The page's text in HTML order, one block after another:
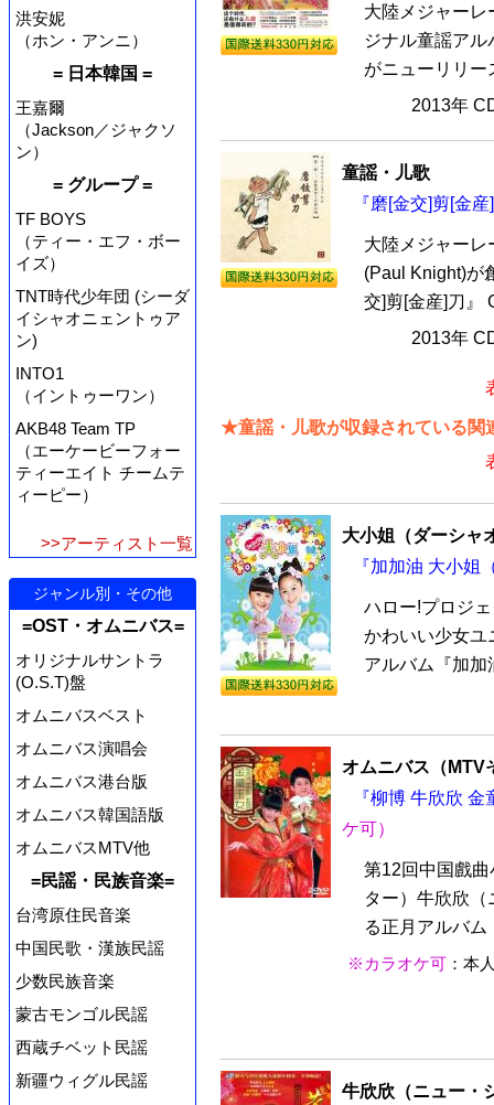
洪安妮
（ホン・アンニ）
= 日本韓国 =
王嘉爾
（Jackson／ジャクソ
ン）
= グループ =
TF BOYS
（ティー・エフ・ボー
イズ）
TNT時代少年団 (シーダ
イシャオニェントゥア
ン)
INTO1
（イントゥーワン）
AKB48 Team TP
（エーケービーフォー
ティーエイト チームテ
ィーピー）
>>アーティスト一覧
ジャンル別・その他
=OST・オムニバス=
オリジナルサントラ
(O.S.T)盤
オムニバスベスト
オムニバス演唱会
オムニバス港台版
オムニバス韓国語版
オムニバスMTV他
=民謡・民族音楽=
台湾原住民音楽
中国民歌・漢族民謡
少数民族音楽
蒙古モンゴル民謡
西蔵チベット民謡
新疆ウィグル民謡
大陸メジャーレ
ジナル童謡ア
がニューリリー
2013年
童謡・儿歌
『磨[金交]剪[金
大陸メジャーレ
(Paul Knight)が
交]剪[金産]刀』
2013年
★童謡・儿歌が収録されている関
大小姐（ダーシャ
『加加油 大小姐
ハロー!プロジ
かわいい少女ユ
アルバム『加加
オムニバス（MTV
『柳博 牛欣欣
ケ可）
第12回中国戲
ター）牛欣欣
る正月アルバム
※カラオケ可 ：本
牛欣欣（ニュー・